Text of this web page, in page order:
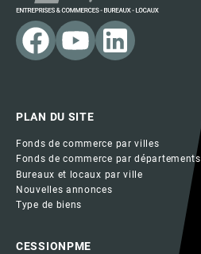
PLAN DU SITE
Fonds de commerce par villes
Fonds de commerce par départements
Bureaux et locaux par ville
Nouvelles annonces
Type de biens
CESSIONPME